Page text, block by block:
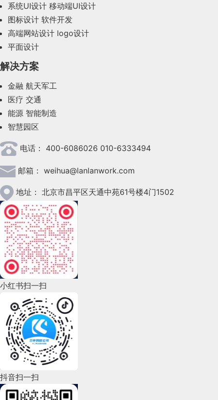
2023年10月(14)
2023年8月(88)
2023年7月(62)
2023年6月(58)
2023年5月(28)
2023年4月(47)
2023年3月(37)
2023年2月(90)
2023年1月(78)
2022年12月(45)
2022年11月(69)
2022年10月(51)
2022年9月(135)
2022年7月(111)
2022年6月(162)
2022年5月(143)
2022年4月(86)
2022年3月(119)
系统UI设计 移动端UI设计
图标设计 软件开发
高端网站设计 logo设计
平面设计
解决方案
金融 航天军工
医疗 交通
能源 智能制造
智慧园区
电话： 400-6086026 010-6333494
邮箱： weihua@lanlanwork.com
地址： 北京市昌平区天通中苑61号楼4门1502
小红书扫一扫
抖音扫一扫